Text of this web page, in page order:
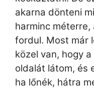
akarna dönteni
harminc
fordul. Most már
közel van, hogy
oldalát látom, és
ha lőnék, hátra